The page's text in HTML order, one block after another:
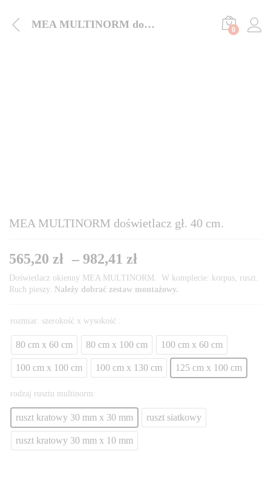
MEA MULTINORM doświetlacz gł. 40 cm. 0
MEA MULTINORM doświetlacz gł. 40 cm.
565,20 zł – 982,41 zł
Doświetlacz okienny MEA MULTINORM. W komplecie: korpus, ruszt.
Ruch pieszy. Należy dobrać zestaw montażowy.
rozmiar: szerokość x wysokość :
80 cm x 60 cm 80 cm x 100 cm 100 cm x 60 cm
100 cm x 100 cm 100 cm x 130 cm 125 cm x 100 cm
rodzaj rusztu multinorm:
ruszt kratowy 30 mm x 30 mm ruszt siatkowy
ruszt kratowy 30 mm x 10 mm